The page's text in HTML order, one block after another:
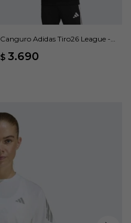
Canguro Adidas Tiro26 League -
$ 3.690